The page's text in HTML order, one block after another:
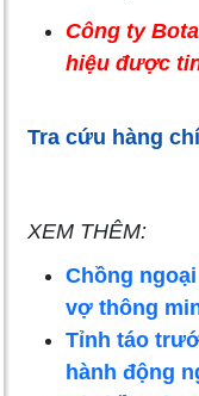
Công ty
hiệu được
Tra cứu hàng
XEM THÊM:
Chồng
vợ thông
Tỉnh táo
hành động